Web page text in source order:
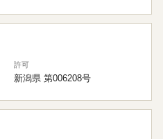
許可
新潟県 第006208号